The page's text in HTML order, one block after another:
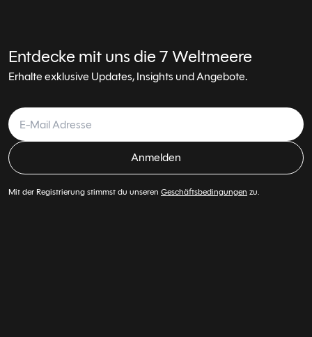
Entdecke mit uns die 7 Weltmeere
Erhalte exklusive Updates, Insights und Angebote.
Anmelden
Mit der Registrierung stimmst du unseren Geschäftsbedingungen zu.